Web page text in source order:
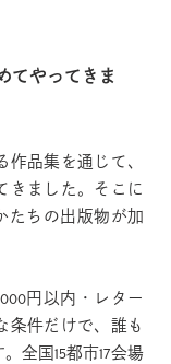
てやってきま
作品集を通じて、
きました。そこに
たちの出版物が加
円以内・レター
条件だけで、誰も
全国15都市17会場